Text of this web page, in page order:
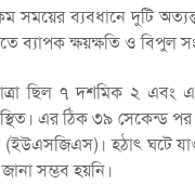
ব্যবধানে দুটি
ব্যাপক ক্ষয়ক্ষতি ও বিপুল
ছিল ৭ দশমিক ২ এবং
এর ঠিক ৩৯ সেকেন্ড
(ইউএসজিএস)। হঠাৎ
জানা সম্ভব হয়নি।